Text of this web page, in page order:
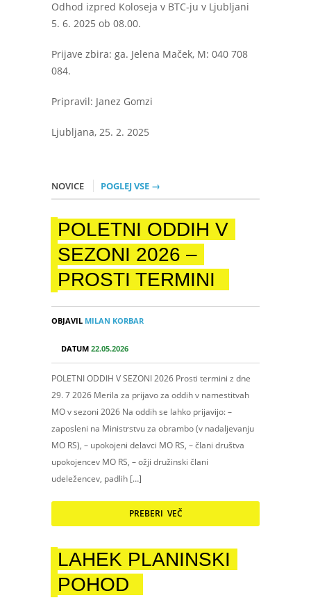
Odhod izpred Koloseja v BTC-ju v Ljubljani
5. 6. 2025 ob 08.00.
Prijave zbira: ga. Jelena Maček, M: 040 708
084.
Pripravil: Janez Gomzi
Ljubljana, 25. 2. 2025
NOVICE POGLEJ VSE →
POLETNI ODDIH V
SEZONI 2026 –
PROSTI TERMINI
OBJAVIL MILAN KORBAR
DATUM 22.05.2026
POLETNI ODDIH V SEZONI 2026 Prosti termini z dne
29. 7 2026 Merila za prijavo za oddih v namestitvah
MO v sezoni 2026 Na oddih se lahko prijavijo: –
zaposleni na Ministrstvu za obrambo (v nadaljevanju
MO RS), – upokojeni delavci MO RS, – člani društva
upokojencev MO RS, – ožji družinski člani
udeležencev, padlih […]
PREBERI VEČ
LAHEK PLANINSKI
POHOD